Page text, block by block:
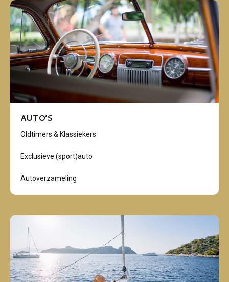
AUTO’S
Oldtimers & Klassiekers
Exclusieve (sport)auto
Autoverzameling